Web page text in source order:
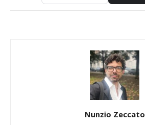
Nunzio Zeccato